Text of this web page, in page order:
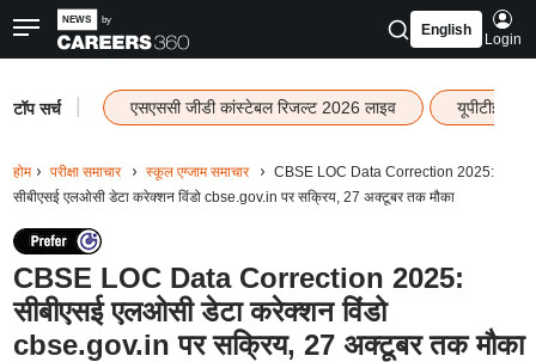
English
Login
टॉप सर्च एसएससी जीडी कांस्टेबल रिजल्ट 2026 लाइव यूपीटीईटी
होम परीक्षा समाचार स्कूल एग्जाम समाचार
CBSE LOC Data Correction 2025:
सीबीएसई एलओसी डेटा करेक्शन विंडो cbse.gov.in पर सक्रिय, 27 अक्टूबर तक मौका
CBSE LOC Data Correction 2025:
सीबीएसई एलओसी डेटा करेक्शन विंडो
cbse.gov.in पर सक्रिय, 27 अक्टूबर तक मौका